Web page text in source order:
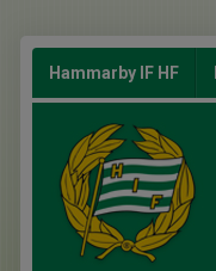
Hammarby IF HF